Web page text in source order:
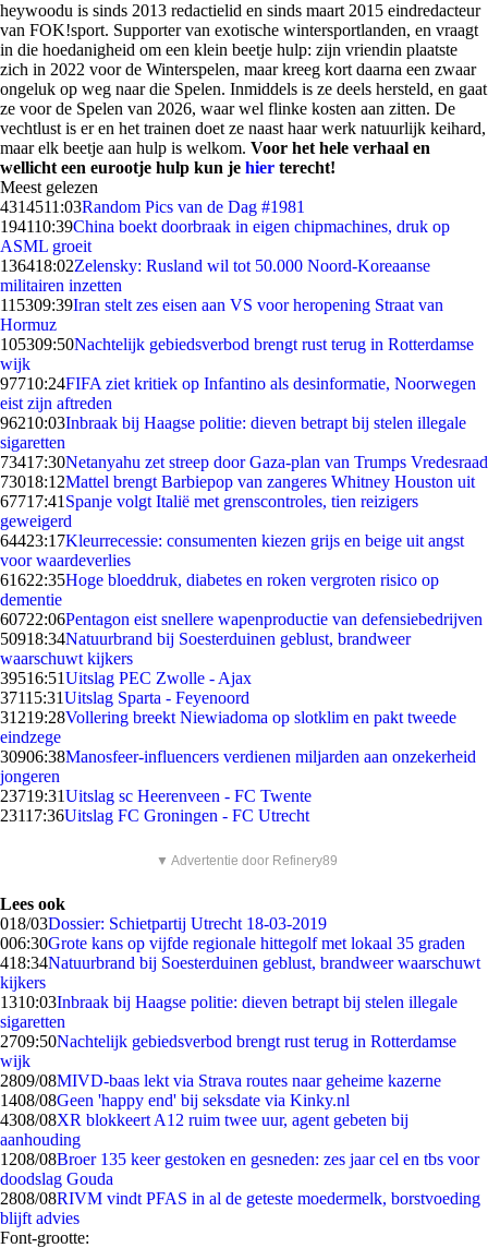
heywoodu is sinds 2013 redactielid en sinds maart 2015 eindredacteur
van FOK!sport. Supporter van exotische wintersportlanden, en vraagt
in die hoedanigheid om een klein beetje hulp: zijn vriendin plaatste
zich in 2022 voor de Winterspelen, maar kreeg kort daarna een zwaar
ongeluk op weg naar die Spelen. Inmiddels is ze deels hersteld, en gaat
ze voor de Spelen van 2026, waar wel flinke kosten aan zitten. De
vechtlust is er en het trainen doet ze naast haar werk natuurlijk keihard,
maar elk beetje aan hulp is welkom. Voor het hele verhaal en
wellicht een eurootje hulp kun je hier terecht!
Meest gelezen
4314511:03Random Pics van de Dag #1981
194110:39China boekt doorbraak in eigen chipmachines, druk op
ASML groeit
136418:02Zelensky: Rusland wil tot 50.000 Noord-Koreaanse
militairen inzetten
115309:39Iran stelt zes eisen aan VS voor heropening Straat van
Hormuz
105309:50Nachtelijk gebiedsverbod brengt rust terug in Rotterdamse
wijk
97710:24FIFA ziet kritiek op Infantino als desinformatie, Noorwegen
eist zijn aftreden
96210:03Inbraak bij Haagse politie: dieven betrapt bij stelen illegale
sigaretten
73417:30Netanyahu zet streep door Gaza-plan van Trumps Vredesraad
73018:12Mattel brengt Barbiepop van zangeres Whitney Houston uit
67717:41 Spanje volgt Italië met grenscontroles, tien reizigers
geweigerd
64423:17Kleurrecessie: consumenten kiezen grijs en beige uit angst
voor waardeverlies
61622:35Hoge bloeddruk, diabetes en roken vergroten risico op
dementie
60722:06Pentagon eist snellere wapenproductie van defensiebedrijven
50918:34Natuurbrand bij Soesterduinen geblust, brandweer
waarschuwt kijkers
39516:51Uitslag PEC Zwolle - Ajax
37115:31Uitslag Sparta - Feyenoord
31219:28Vollering breekt Niewiadoma op slotklim en pakt tweede
eindzege
30906:38Manosfeer-influencers verdienen miljarden aan onzekerheid
jongeren
23719:31Uitslag sc Heerenveen - FC Twente
23117:36Uitslag FC Groningen - FC Utrecht
▼ Advertentie door Refinery89
Lees ook
018/03Dossier: Schietpartij Utrecht 18-03-2019
006:30Grote kans op vijfde regionale hittegolf met lokaal 35 graden
418:34Natuurbrand bij Soesterduinen geblust, brandweer waarschuwt
kijkers
1310:03Inbraak bij Haagse politie: dieven betrapt bij stelen illegale
sigaretten
2709:50Nachtelijk gebiedsverbod brengt rust terug in Rotterdamse
wijk
2809/08MIVD-baas lekt via Strava routes naar geheime kazerne
1408/08Geen 'happy end' bij seksdate via Kinky.nl
4308/08XR blokkeert A12 ruim twee uur, agent gebeten bij
aanhouding
1208/08Broer 135 keer gestoken en gesneden: zes jaar cel en tbs voor
doodslag Gouda
2808/08RIVM vindt PFAS in al de geteste moedermelk, borstvoeding
blijft advies
Font-grootte: